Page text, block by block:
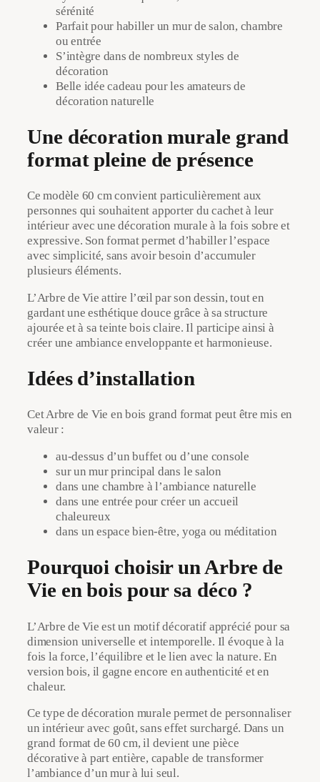
sérénité
Parfait pour habiller un mur de salon, chambre
ou entrée
S’intègre dans de nombreux styles de
décoration
Belle idée cadeau pour les amateurs de
décoration naturelle
Une décoration murale grand
format pleine de présence
Ce modèle 60 cm convient particulièrement aux
personnes qui souhaitent apporter du cachet à leur
intérieur avec une décoration murale à la fois sobre et
expressive. Son format permet d’habiller l’espace
avec simplicité, sans avoir besoin d’accumuler
plusieurs éléments.
L’Arbre de Vie attire l’œil par son dessin, tout en
gardant une esthétique douce grâce à sa structure
ajourée et à sa teinte bois claire. Il participe ainsi à
créer une ambiance enveloppante et harmonieuse.
Idées d’installation
Cet Arbre de Vie en bois grand format peut être mis en
valeur :
au-dessus d’un buffet ou d’une console
sur un mur principal dans le salon
dans une chambre à l’ambiance naturelle
dans une entrée pour créer un accueil
chaleureux
dans un espace bien-être, yoga ou méditation
Pourquoi choisir un Arbre de
Vie en bois pour sa déco ?
L’Arbre de Vie est un motif décoratif apprécié pour sa
dimension universelle et intemporelle. Il évoque à la
fois la force, l’équilibre et le lien avec la nature. En
version bois, il gagne encore en authenticité et en
chaleur.
Ce type de décoration murale permet de personnaliser
un intérieur avec goût, sans effet surchargé. Dans un
grand format de 60 cm, il devient une pièce
décorative à part entière, capable de transformer
l’ambiance d’un mur à lui seul.